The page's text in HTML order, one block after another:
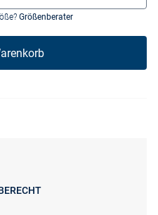
Größenberater